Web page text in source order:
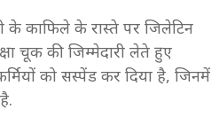
के काफिले के रास्ते पर जिलेटिन
चूक की जिम्मेदारी लेते हुए
को सस्पेंड कर दिया है, जिनमें